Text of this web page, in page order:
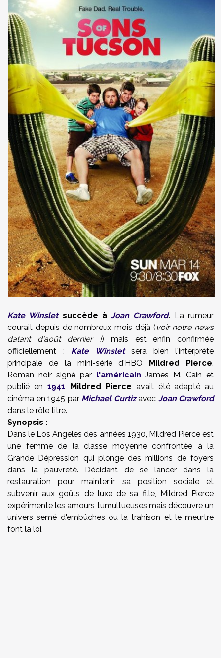
Kate Winsletsuccède àJoan Crawford. La rumeur
courait depuis de nombreux mois déjà (voir notre news
datant d'août dernier !) mais est enfin confirmée
officiellement : Kate Winsletsera bien l'interprète
principale de la mini-série d'HBO Mildred Pierce.
Roman noir signé par l'américain James M. Cain et
publié en 1941, Mildred Pierce avait été adapté au
cinéma en 1945 par Michael Curtizavec Joan Crawford
dans le rôle titre.
Synopsis :
Dans le Los Angeles des années 1930, Mildred Pierce est
une femme de la classe moyenne confrontée à la
Grande Dépression qui plonge des millions de foyers
dans la pauvreté. Décidant de se lancer dans la
restauration pour maintenir sa position sociale et
subvenir aux goûts de luxe de sa fille, Mildred Pierce
expérimente les amours tumultueuses mais découvre un
univers semé d'embûches ou la trahison et le meurtre
font la loi.